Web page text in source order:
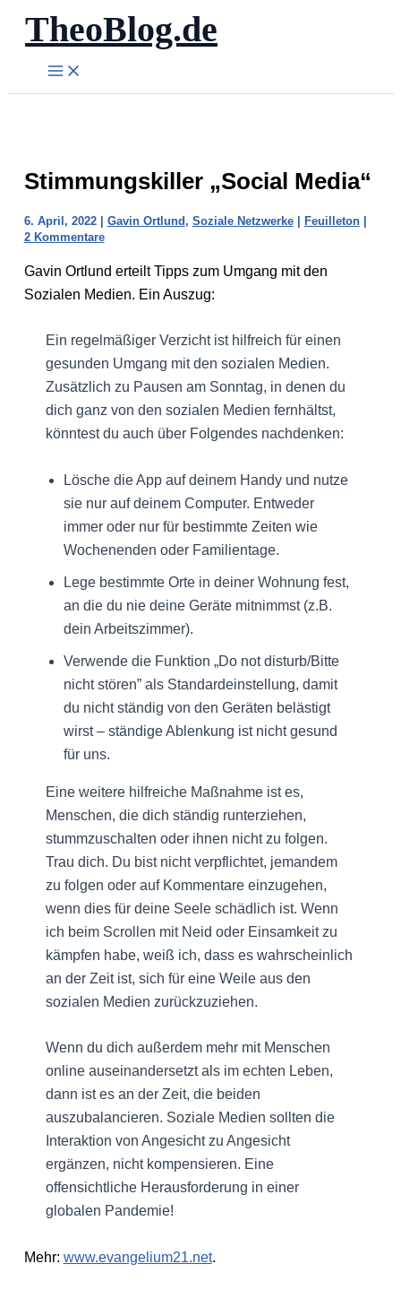
Zum
Inhalt
springen
TheoBlog.de
Stimmungskiller „Social Media“
6. April, 2022 | Gavin Ortlund, Soziale Netzwerke| Feuilleton|
2 Kommentare
Gavin Ortlund erteilt Tipps zum Umgang mit den
Sozialen Medien. Ein Auszug:
Ein regelmäßiger Verzicht ist hilfreich für einen
gesunden Umgang mit den sozialen Medien.
Zusätzlich zu Pausen am Sonntag, in denen du
dich ganz von den sozialen Medien fernhältst,
könntest du auch über Folgendes nachdenken:
Lösche die App auf deinem Handy und nutze
sie nur auf deinem Computer. Entweder
immer oder nur für bestimmte Zeiten wie
Wochenenden oder Familientage.
Lege bestimmte Orte in deiner Wohnung fest,
an die du nie deine Geräte mitnimmst (z.B.
dein Arbeitszimmer).
Verwende die Funktion „Do not disturb/Bitte
nicht stören” als Standardeinstellung, damit
du nicht ständig von den Geräten belästigt
wirst – ständige Ablenkung ist nicht gesund
für uns.
Eine weitere hilfreiche Maßnahme ist es,
Menschen, die dich ständig runterziehen,
stummzuschalten oder ihnen nicht zu folgen.
Trau dich. Du bist nicht verpflichtet, jemandem
zu folgen oder auf Kommentare einzugehen,
wenn dies für deine Seele schädlich ist. Wenn
ich beim Scrollen mit Neid oder Einsamkeit zu
kämpfen habe, weiß ich, dass es wahrscheinlich
an der Zeit ist, sich für eine Weile aus den
sozialen Medien zurückzuziehen.
Wenn du dich außerdem mehr mit Menschen
online auseinandersetzt als im echten Leben,
dann ist es an der Zeit, die beiden
auszubalancieren. Soziale Medien sollten die
Interaktion von Angesicht zu Angesicht
ergänzen, nicht kompensieren. Eine
offensichtliche Herausforderung in einer
globalen Pandemie!
Mehr: www.evangelium21.net.